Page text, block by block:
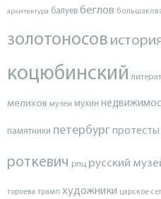
архитектура балуев беглов
золотоносов
коцюбинский
мелихов музеи мухин
памятники петербургпротесты
роткевич рпц русский
тороева трамп художники царское